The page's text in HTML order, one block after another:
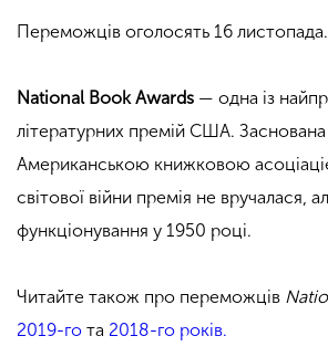
Переможців оголосять 16 листопада.
National Book Awards — одна із
літературних премій США.
Американською книжковою
світової війни премія не вручалася,
функціонування у 1950 році.
Читайте також про переможців
2019-го та 2018-го років.